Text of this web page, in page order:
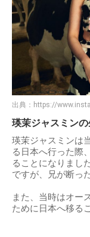
出典： https://
瑛茉ジャスミン
瑛茉ジャスミンは
る日本へ行った際
ることになりまし
ですが、兄が断っ
また、当時はオー
ために日本へ移る